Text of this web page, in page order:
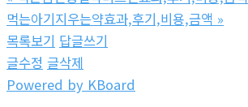
먹는아기지우는약효과,후기,비용,금액 »
목록보기 답글쓰기
글수정 글삭제
Powered by KBoard